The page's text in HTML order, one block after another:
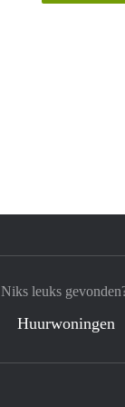
Niks leuks
Huurwoningen